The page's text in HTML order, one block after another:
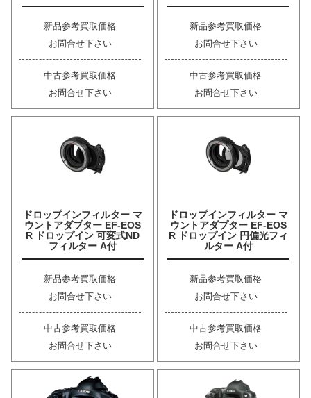
新品参考買取価格
お問合せ下さい
中古参考買取価格
お問合せ下さい
新品参考買取価格
お問合せ下さい
中古参考買取価格
お問合せ下さい
ドロップインフィルター マ
ウントアダプター EF-EOS
R ドロップイン 可変式ND
フィルター A付
新品参考買取価格
お問合せ下さい
中古参考買取価格
お問合せ下さい
ドロップインフィルター マ
ウントアダプター EF-EOS
R ドロップイン 円偏光フィ
ルター A付
新品参考買取価格
お問合せ下さい
中古参考買取価格
お問合せ下さい